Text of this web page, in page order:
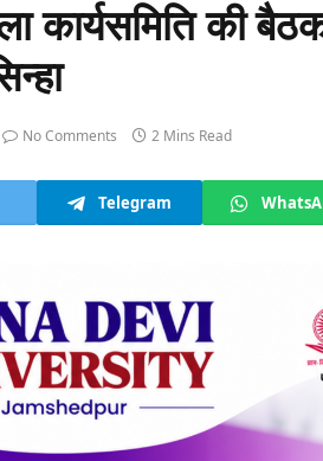
कार्यसमिति की
No Comments 2 Mins Read
Telegram